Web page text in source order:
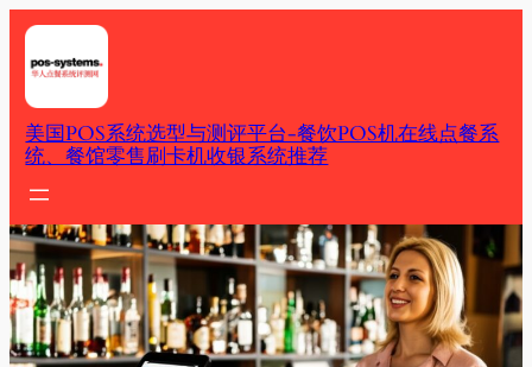
Skip
content
美国POS系统选型与测评平台-餐饮POS机在线点餐系
统、餐馆零售刷卡机收银系统推荐